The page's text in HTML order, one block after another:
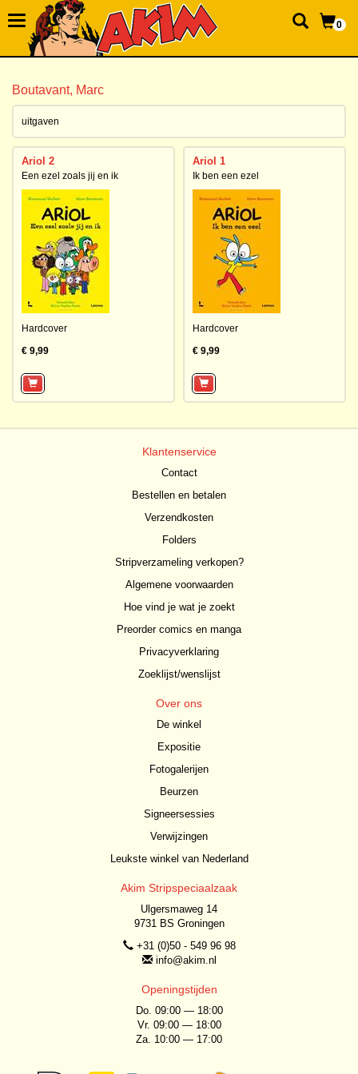
0
Boutavant, Marc
uitgaven
Ariol 2
Een ezel zoals jij en ik
Hardcover
€ 9,99
Ariol 1
Ik ben een ezel
Hardcover
€ 9,99
Klantenservice
Contact
Bestellen en betalen
Verzendkosten
Folders
Stripverzameling verkopen?
Algemene voorwaarden
Hoe vind je wat je zoekt
Preorder comics en manga
Privacyverklaring
Zoeklijst/wenslijst
Over ons
De winkel
Expositie
Fotogalerijen
Beurzen
Signeersessies
Verwijzingen
Leukste winkel van Nederland
Akim Stripspeciaalzaak
Ulgersmaweg 14
9731 BS Groningen
+31 (0)50 - 549 96 98
info@akim.nl
Openingstijden
Do. 09:00 — 18:00
Vr. 09:00 — 18:00
Za. 10:00 — 17:00